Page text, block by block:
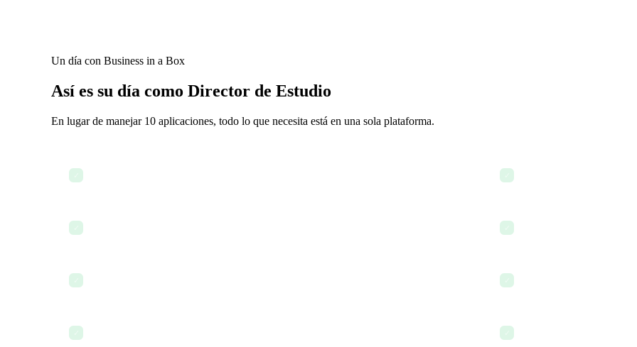
Un día con Business in a Box
Así es su día como Director de Estudio
En lugar de manejar 10 aplicaciones, todo lo que necesita está en una sola plataforma.